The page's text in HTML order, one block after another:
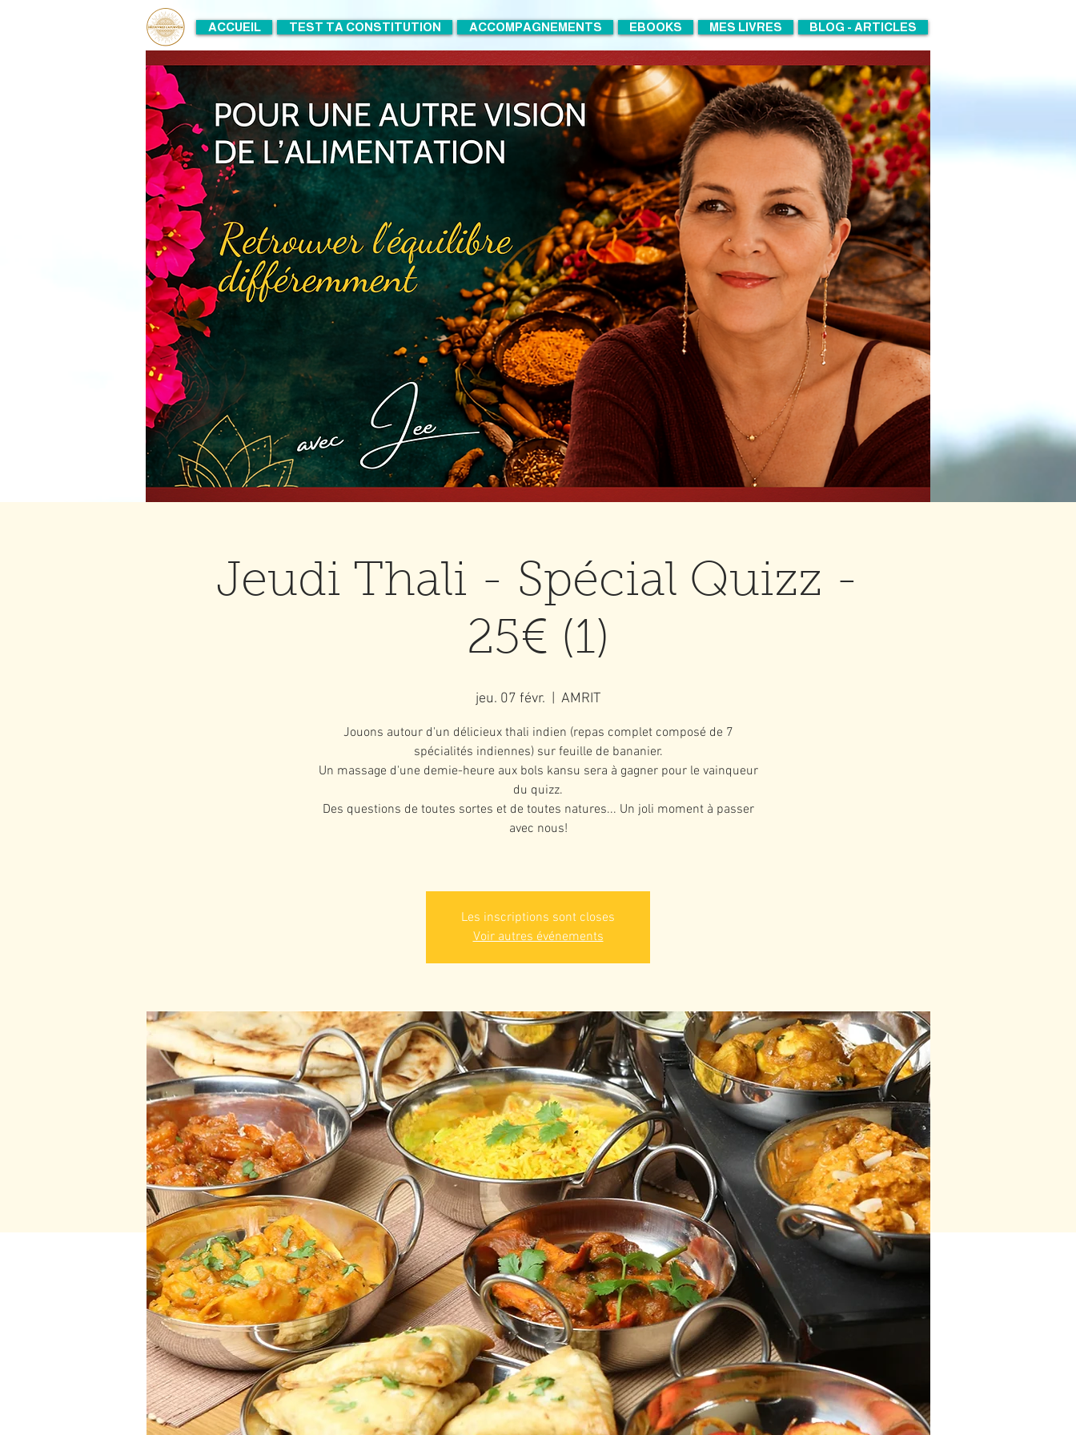
ACCUEIL TEST TA CONSTITUTION ACCOMPAGNEMENTS EBOOKS MES LIVRES BLOG - ARTICLES
Jeudi Thali - Spécial Quizz -
25€ (1)
jeu. 07 févr. AMRIT
Jouons autour d'un délicieux thali indien (repas complet composé de 7
spécialités indiennes) sur feuille de bananier.
Un massage d'une demie-heure aux bols kansu sera à gagner pour le vainqueur
du quizz.
Des questions de toutes sortes et de toutes natures... Un joli moment à passer
avec nous!
Les inscriptions sont closes
Voir autres événements